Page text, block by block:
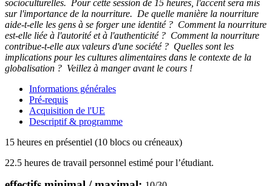
socioculturelles. Pour cette session de 15 heures, l'accent sera mis
sur l'importance de la nourriture. De quelle manière la nourriture
aide-t-elle les gens à se forger une identité ? Comment la nourriture
est-elle liée à l'autorité et à l'authenticité ? Comment la nourriture
contribue-t-elle aux valeurs d'une société ? Quelles sont les
implications pour les cultures alimentaires dans le contexte de la
globalisation ? Veillez à manger avant le cours !
Informations générales
Pré-requis
Acquisition de l'UE
Descriptif & programme
15 heures en présentiel (10 blocs ou créneaux)
22.5 heures de travail personnel estimé pour l’étudiant.